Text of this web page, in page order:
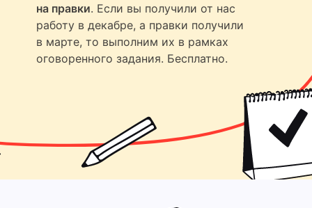
на правки. Если вы получили от нас
работу в декабре, а правки получили
в марте, то выполним их в рамках
оговоренного задания. Бесплатно.